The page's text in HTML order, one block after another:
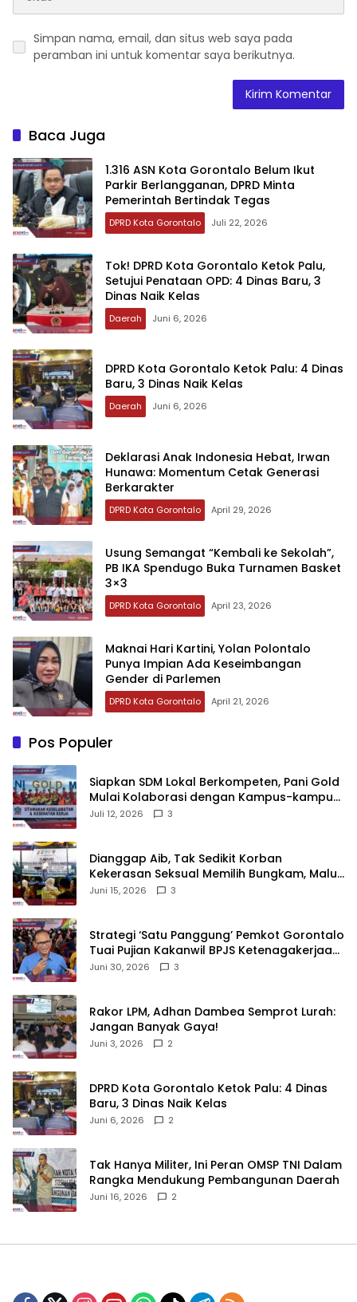
Simpan nama, email, dan situs web saya pada
peramban ini untuk komentar saya berikutnya.
Baca Juga
‎1.316 ASN Kota Gorontalo Belum Ikut
Parkir Berlangganan, DPRD Minta
Pemerintah Bertindak Tegas
DPRD Kota Gorontalo Juli 22, 2026
‎Tok! DPRD Kota Gorontalo Ketok Palu,
Setujui Penataan OPD: 4 Dinas Baru, 3
Dinas Naik Kelas‎‎
Daerah Juni 6, 2026
‎DPRD Kota Gorontalo Ketok Palu: 4 Dinas
Baru, 3 Dinas Naik Kelas
Daerah Juni 6, 2026
‎Deklarasi Anak Indonesia Hebat, Irwan
Hunawa: Momentum Cetak Generasi
Berkarakter
DPRD Kota Gorontalo April 29, 2026
‎Usung Semangat “Kembali ke Sekolah”,
PB IKA Spendugo Buka Turnamen Basket
3×3
DPRD Kota Gorontalo April 23, 2026
‎Maknai Hari Kartini, Yolan Polontalo
Punya Impian Ada Keseimbangan
Gender di Parlemen
DPRD Kota Gorontalo April 21, 2026
Pos Populer
‎Siapkan SDM Lokal Berkompeten, Pani Gold
Mulai Kolaborasi dengan Kampus-kampus
di Gorontalo
Juli 12, 2026 3
‎Dianggap Aib, Tak Sedikit Korban
Kekerasan Seksual Memilih Bungkam, Malu
untuk Melapor!‎
Juni 15, 2026 3
Strategi ‘Satu Panggung’ Pemkot Gorontalo
Tuai Pujian Kakanwil BPJS Ketenagakerjaan
Sulama‎‎
Juni 30, 2026 3
‎Rakor LPM, Adhan Dambea Semprot Lurah:
Jangan Banyak Gaya!‎
Juni 3, 2026 2
‎DPRD Kota Gorontalo Ketok Palu: 4 Dinas
Baru, 3 Dinas Naik Kelas
Juni 6, 2026 2
‎Tak Hanya Militer, Ini Peran OMSP TNI Dalam
Rangka Mendukung Pembangunan Daerah
Juni 16, 2026 2